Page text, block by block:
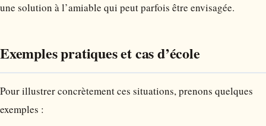
une solution à l’amiable qui peut parfois être envisagée.
Exemples pratiques et cas d’école
Pour illustrer concrètement ces situations, prenons quelques
exemples :